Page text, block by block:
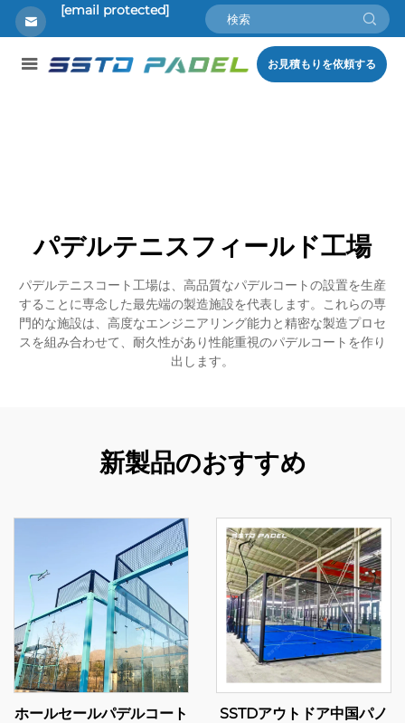
[email protected]
お見積もりを依頼する
パデルテニスフィールド工場
パデルテニスコート工場は、高品質なパデルコートの設置を生産
することに専念した最先端の製造施設を代表します。これらの専
門的な施設は、高度なエンジニアリング能力と精密な製造プロセ
スを組み合わせて、耐久性があり性能重視のパデルコートを作り
出します。
新製品のおすすめ
ホールセールパデルコート
SSTDアウトドア中国パノ